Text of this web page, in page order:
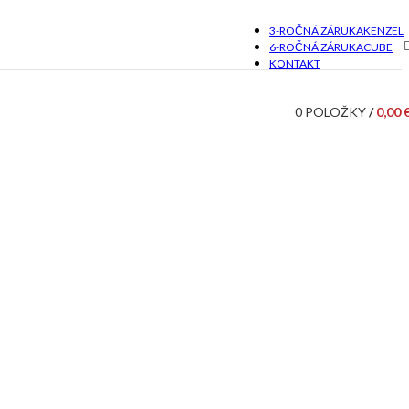
3-ROČNÁ ZÁRUKAKENZEL
6-ROČNÁ ZÁRUKACUBE
KONTAKT
0 POLOŽKY/ 0,00